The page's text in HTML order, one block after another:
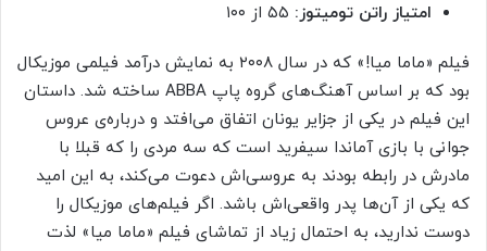
امتیاز راتن تومیتوز:
فیلم «ماما میا!» که در سال ۲۰۰۸ به نمایش درآمد فیلمی موزیکال
بود که بر اساس آهنگ‌های گروه پاپ ABBA ساخته شد. داستان
این فیلم در یکی از جزایر یونان اتفاق می‌افتد و درباره‌ی عروس
جوانی با بازی آماندا سیفرید است که سه مردی را که قبلا با
مادرش در رابطه بودند به عروسی‌اش دعوت می‌کند، به این امید
که یکی از آن‌ها پدر واقعی‌اش باشد. اگر فیلم‌های موزیکال را
دوست ندارید، به احتمال زیاد از تماشای فیلم «ماما میا» لذت